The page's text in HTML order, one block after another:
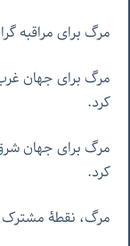
مرگ برای مراقبه
مرگ برای جهان
کرد.
مرگ برای جهان
کرد.
مرگ، نقطۀ